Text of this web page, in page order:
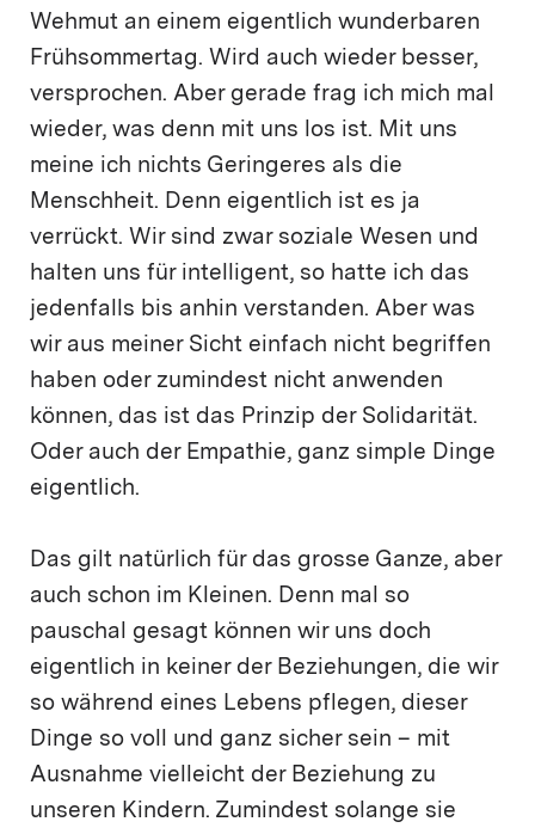
Wehmut an einem eigentlich wunderbaren
Frühsommertag. Wird auch wieder besser,
versprochen. Aber gerade frag ich mich mal
wieder, was denn mit uns los ist. Mit uns
meine ich nichts Geringeres als die
Menschheit. Denn eigentlich ist es ja
verrückt. Wir sind zwar soziale Wesen und
halten uns für intelligent, so hatte ich das
jedenfalls bis anhin verstanden. Aber was
wir aus meiner Sicht einfach nicht begriffen
haben oder zumindest nicht anwenden
können, das ist das Prinzip der Solidarität.
Oder auch der Empathie, ganz simple Dinge
eigentlich.
Das gilt natürlich für das grosse Ganze, aber
auch schon im Kleinen. Denn mal so
pauschal gesagt können wir uns doch
eigentlich in keiner der Beziehungen, die wir
so während eines Lebens pflegen, dieser
Dinge so voll und ganz sicher sein – mit
Ausnahme vielleicht der Beziehung zu
unseren Kindern. Zumindest solange sie